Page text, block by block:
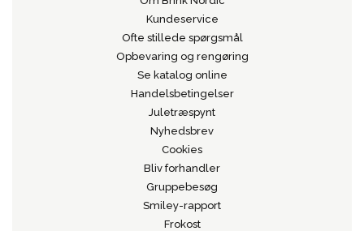
Kundeservice
Ofte stillede spørgsmål
Opbevaring og rengøring
Se katalog online
Handelsbetingelser
Juletræspynt
Nyhedsbrev
Cookies
Bliv forhandler
Gruppebesøg
Smiley-rapport
Frokost